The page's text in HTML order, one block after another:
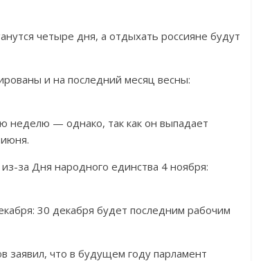
четыре дня, а отдыхать россияне будут
и на последний месяц весны:
неделю — однако, так как он выпадает
за Дня народного единства 4 ноября:
30 декабря будет последним рабочим
заявил, что в будущем году парламент